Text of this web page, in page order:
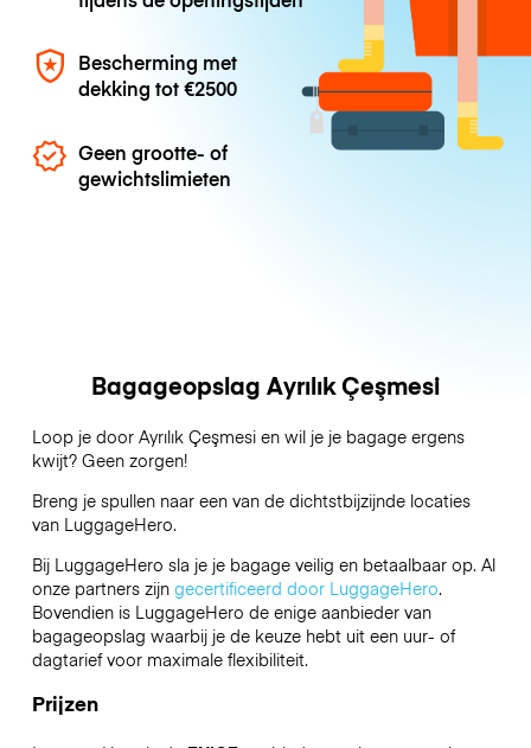
Bescherming met
dekking tot€2500
Geen grootte- of
gewichtslimieten
Bagageopslag Ayrılık Çeşmesi
Loop je door Ayrılık Çeşmesi en wil je je bagage ergens
kwijt? Geen zorgen!
Breng je spullen naar een van de dichtstbijzijnde locaties
van LuggageHero.
Bij LuggageHero sla je je bagage veilig en betaalbaar op. Al
onze partners zijn gecertificeerd door LuggageHero.
Bovendien is LuggageHero de enige aanbieder van
bagageopslag waarbij je de keuze hebt uit een uur- of
dagtarief voor maximale flexibiliteit.
Prijzen